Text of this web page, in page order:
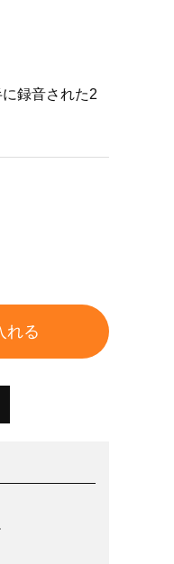
録音された2
れる